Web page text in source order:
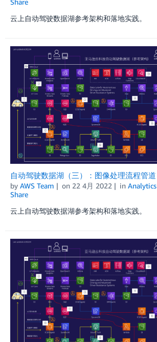
云上自动驾驶数据湖参考架构和落地实践。
自动驾驶数据湖（三）：图像处理流程管道
by AWS Team on 22 4月 2022 in Analytics
Share
云上自动驾驶数据湖参考架构和落地实践。